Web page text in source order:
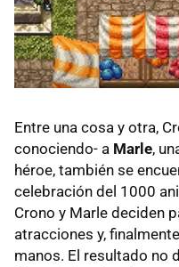
Entre una cosa y otra,
conociendo- a Marle,
héroe, también se
celebración del 1000
Crono y Marle deciden
atracciones y,
manos. El resultado no